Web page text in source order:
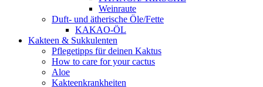
Weinraute
Duft- und ätherische Öle/Fette
KAKAO-ÖL
Kakteen & Sukkulenten
Pflegetipps für deinen Kaktus
How to care for your cactus
Aloe
Kakteenkrankheiten